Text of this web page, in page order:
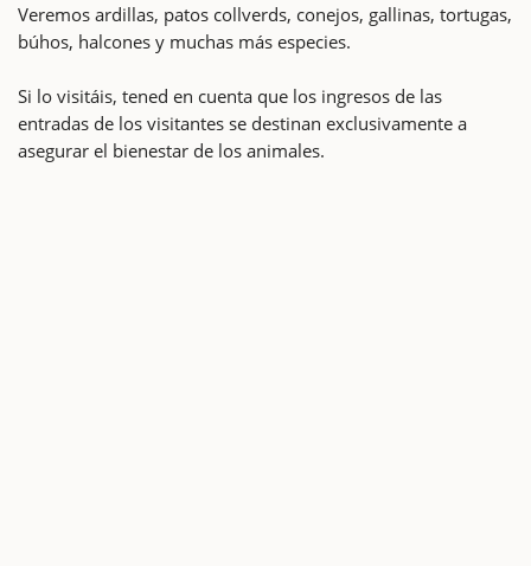
Veremos ardillas, patos collverds, conejos, gallinas, tortugas,
búhos, halcones y muchas más especies.
Si lo visitáis, tened en cuenta que los ingresos de las
entradas de los visitantes se destinan exclusivamente a
asegurar el bienestar de los animales.